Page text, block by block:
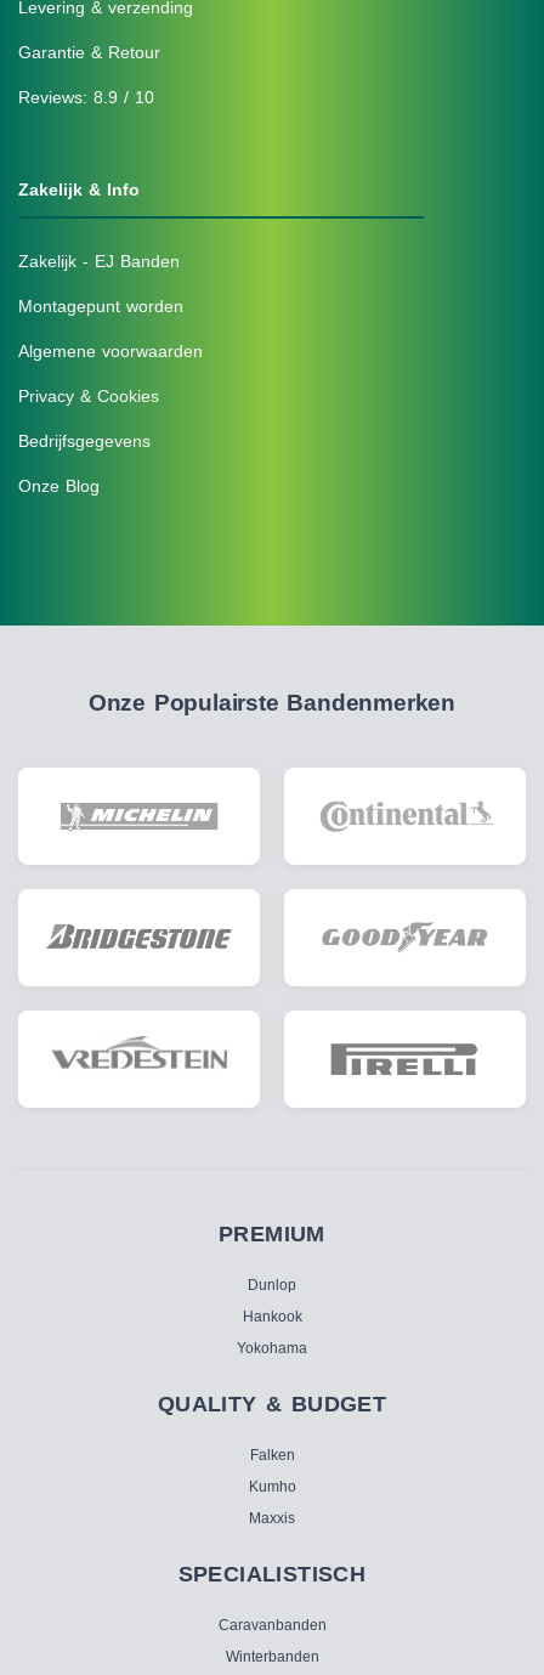
Levering & verzending
Garantie & Retour
Reviews: 8.9 / 10
Zakelijk & Info
Zakelijk - EJ Banden
Montagepunt worden
Algemene voorwaarden
Privacy & Cookies
Bedrijfsgegevens
Onze Blog
Onze Populairste Bandenmerken
PREMIUM
Dunlop
Hankook
Yokohama
QUALITY & BUDGET
Falken
Kumho
Maxxis
SPECIALISTISCH
Caravanbanden
Winterbanden